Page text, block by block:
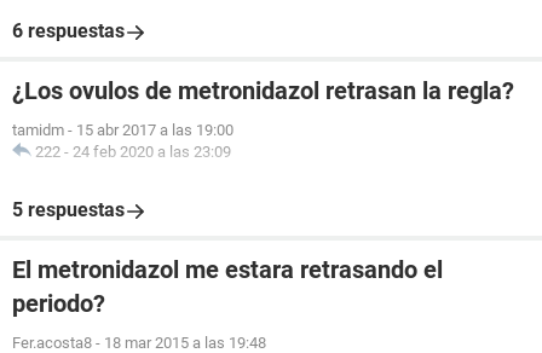
6 respuestas
¿Los ovulos de metronidazol retrasan la regla?
tamidm - 15 abr 2017 a las 19:00
222 - 24 feb 2020 a las 23:09
5 respuestas
El metronidazol me estara retrasando el
periodo?
Fer.acosta8 - 18 mar 2015 a las 19:48